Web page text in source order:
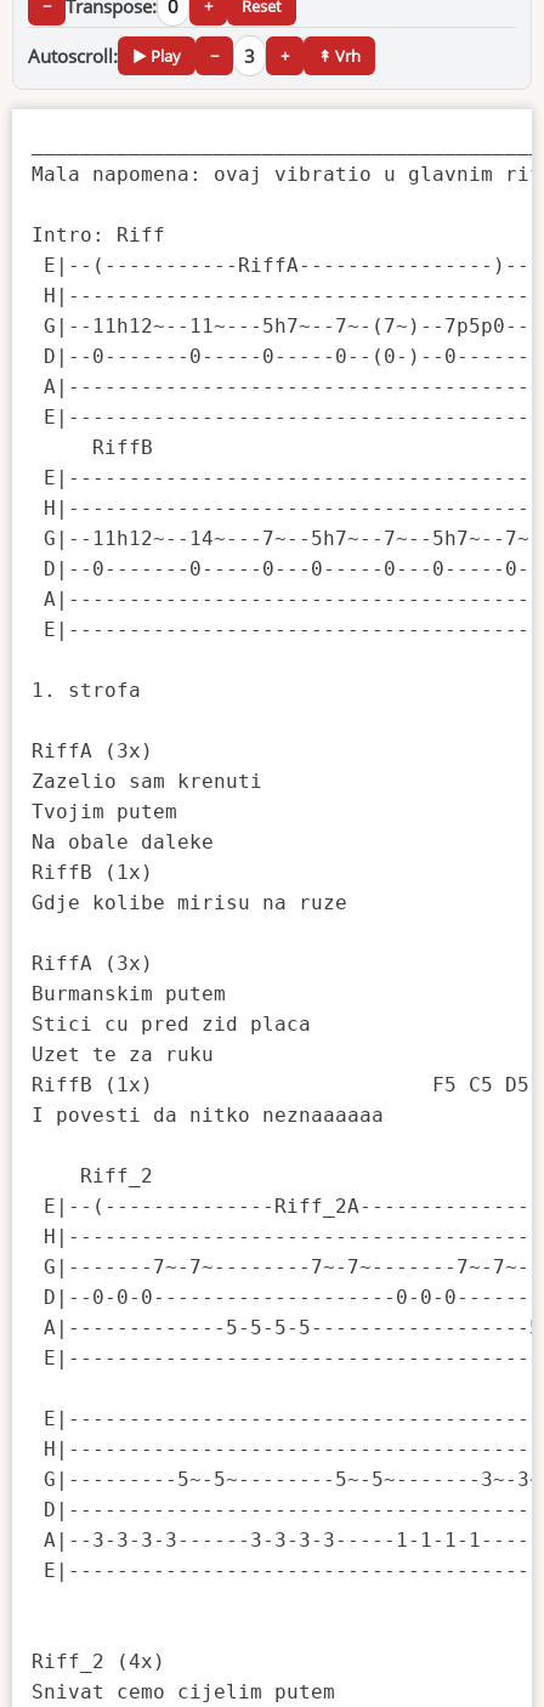
− Transpose: 0 + Reset
Autoscroll: ▶ Play − 3 + ↟ Vrh
Mala napomena: ovaj vibratio u glavnim
Intro: Riff
E|--(-----------RiffA----------------
G|--11h12~--11~---5h7~--7~-(7~)--
D|--0-------0-----0-----0--(0-)--
     RiffB
G|--11h12~--14~---7~--5h7~--7~--
D|--0-------0-----0---0-----0---0-----
1. strofa
RiffA (3x)
Zazelio sam krenuti
Tvojim putem
Na obale daleke
RiffB (1x)
Gdje kolibe mirisu na ruze
RiffA (3x)
Burmanskim putem
Stici cu pred zid placa
Uzet te za ruku
RiffB (1x)                       F5 C5 D5
I povesti da nitko neznaaaaaa
    Riff_2
E|--(--------------
G|-------7~-7~--------7~-7~-------7~-
D|--0-0-0--------------------0-0-
A|-------------5-5-5-5------------------
G|---------5~-5~--------5~-5~-------
A|--3-3-3-3------3-3-3-3-----1-1-1-
Riff_2 (4x)
Snivat cemo cijelim putem